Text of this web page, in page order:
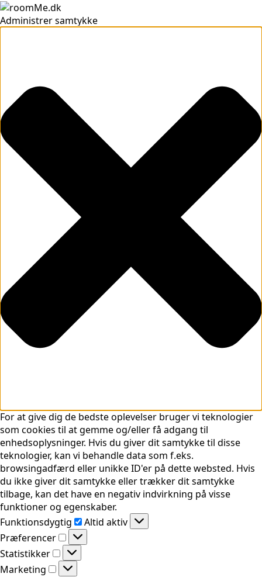
Administrer samtykke
For at give dig de bedste oplevelser bruger vi teknologier
som cookies til at gemme og/eller få adgang til
enhedsoplysninger. Hvis du giver dit samtykke til disse
teknologier, kan vi behandle data som f.eks.
browsingadfærd eller unikke ID'er på dette websted. Hvis
du ikke giver dit samtykke eller trækker dit samtykke
tilbage, kan det have en negativ indvirkning på visse
funktioner og egenskaber.
Funktionsdygtig
Funktionsdygtig
Altid aktiv
Præferencer
Præferencer
Statistikker
Statistikker
Marketing
Marketing